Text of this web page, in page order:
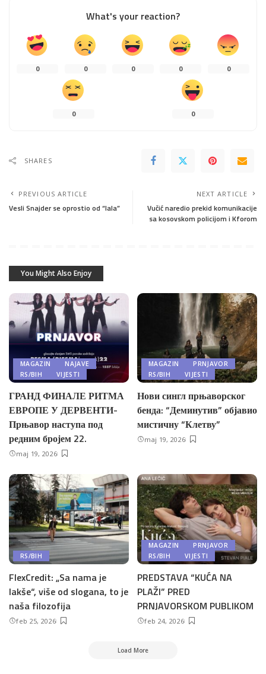
What's your reaction?
0 0 0 0 0
0 0
SHARES
PREVIOUS ARTICLE
Vesli Snajder se oprostio od “lala”
NEXT ARTICLE
Vučić naredio prekid komunikacije
sa kosovskom policijom i Kforom
You Might Also Enjoy
MAGAZIN
NAJAVE
RS/BIH
VIJESTI
ГРАНД ФИНАЛЕ РИТМА
ЕВРОПЕ У ДЕРВЕНТИ-
Прњавор наступа под
редним бројем 22.
maj 19, 2026
MAGAZIN
PRNJAVOR
RS/BIH
VIJESTI
Нови сингл прњаворског
бенда: “Деминутив” објавио
мистичну “Клетву”
maj 19, 2026
RS/BIH
FlexCredit: „Sa nama je
lakše“, više od slogana, to je
naša filozofija
feb 25, 2026
MAGAZIN
PRNJAVOR
RS/BIH
VIJESTI
PREDSTAVA “KUĆA NA
PLAŽI” PRED
PRNJAVORSKOM PUBLIKOM
feb 24, 2026
Load More